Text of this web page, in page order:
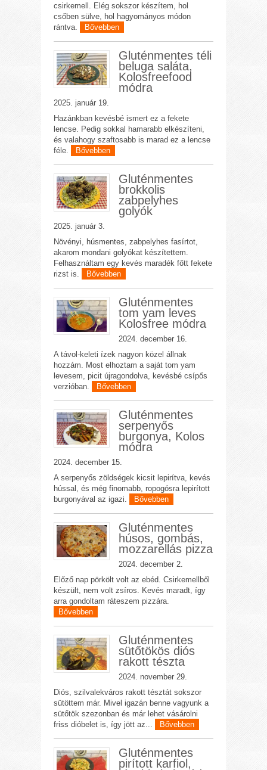
csirkemell. Elég sokszor készítem, hol
csőben sülve, hol hagyományos módon
rántva.
Bővebben
Gluténmentes téli
beluga saláta,
Kolosfreefood
módra
2025. január 19.
Hazánkban kevésbé ismert ez a fekete
lencse. Pedig sokkal hamarabb elkészíteni,
és valahogy szaftosabb is marad ez a lencse
féle.
Bővebben
Gluténmentes
brokkolis
zabpelyhes
golyók
2025. január 3.
Növényi, húsmentes, zabpelyhes fasírtot,
akarom mondani golyókat készítettem.
Felhasználtam egy kevés maradék főtt fekete
rizst is.
Bővebben
Gluténmentes
tom yam leves
Kolosfree módra
2024. december 16.
A távol-keleti ízek nagyon közel állnak
hozzám. Most elhoztam a saját tom yam
levesem, picit újragondolva, kevésbé csípős
verzióban.
Bővebben
Gluténmentes
serpenyős
burgonya, Kolos
módra
2024. december 15.
A serpenyős zöldségek kicsit lepirítva, kevés
hússal, és még finomabb, ropogósra lepirított
burgonyával az igazi.
Bővebben
Gluténmentes
húsos, gombás,
mozzarellás pizza
2024. december 2.
Előző nap pörkölt volt az ebéd. Csirkemellből
készült, nem volt zsíros. Kevés maradt, így
arra gondoltam ráteszem pizzára.
Bővebben
Gluténmentes
sütőtökös diós
rakott tészta
2024. november 29.
Diós, szilvalekváros rakott tésztát sokszor
sütöttem már. Mivel igazán benne vagyunk a
sütőtök szezonban és már lehet vásárolni
friss dióbelet is, így jött az...
Bővebben
Gluténmentes
pirított karfiol,